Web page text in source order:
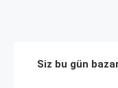
Siz bu gün